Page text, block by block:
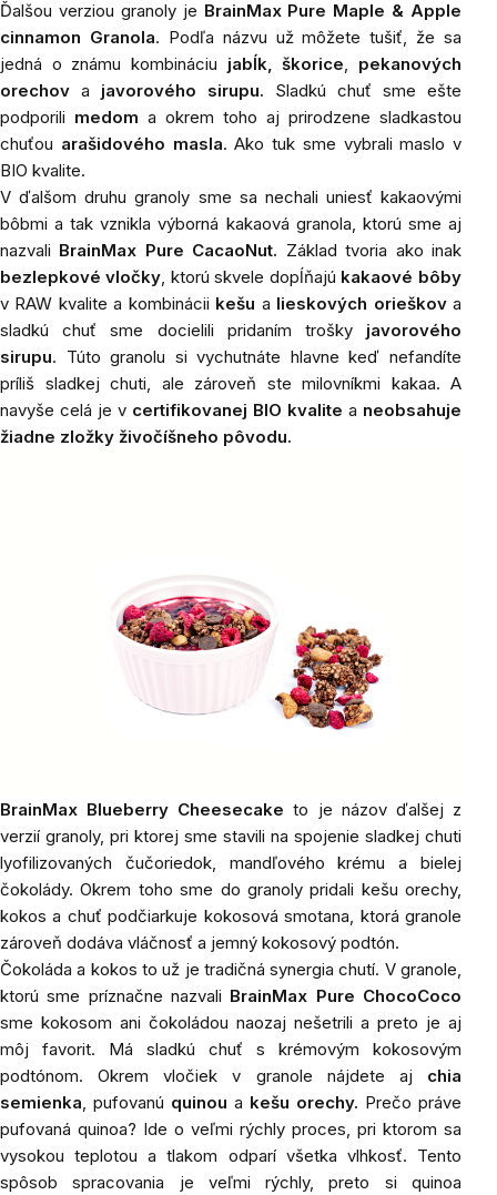
Ďalšou verziou granoly je BrainMax Pure Maple & Apple
cinnamon Granola. Podľa názvu už môžete tušiť, že sa
jedná o známu kombináciu jabĺk, škorice, pekanových
orechov a javorového sirupu. Sladkú chuť sme ešte
podporili medom a okrem toho aj prirodzene sladkastou
chuťou arašidového masla. Ako tuk sme vybrali maslo v
BIO kvalite.
V ďalšom druhu granoly sme sa nechali uniesť kakaovými
bôbmi a tak vznikla výborná kakaová granola, ktorú sme aj
nazvali BrainMax Pure CacaoNut. Základ tvoria ako inak
bezlepkové vločky, ktorú skvele dopĺňajú kakaové bôby
v RAW kvalite a kombinácii kešu a lieskových orieškova
sladkú chuť sme docielili pridaním trošky javorového
sirupu. Túto granolu si vychutnáte hlavne keď nefandíte
príliš sladkej chuti, ale zároveň ste milovníkmi kakaa. A
navyše celá je v certifikovanej BIO kvalite a neobsahuje
žiadne zložky živočíšneho pôvodu.
BrainMax Blueberry Cheesecaketo je názov ďalšej z
verzií granoly, pri ktorej sme stavili na spojenie sladkej chuti
lyofilizovaných čučoriedok, mandľového krému a bielej
čokolády. Okrem toho sme do granoly pridali kešu orechy,
kokos a chuť podčiarkuje kokosová smotana, ktorá granole
zároveň dodáva vláčnosť a jemný kokosový podtón.
Čokoláda a kokos to už je tradičná synergia chutí. V granole,
ktorú sme príznačne nazvali BrainMax Pure ChocoCoco
sme kokosom ani čokoládou naozaj nešetrili a preto je aj
môj favorit. Má sladkú chuť s krémovým kokosovým
podtónom. Okrem vločiek v granole nájdete aj chia
semienka, pufovanú quinou a kešu orechy. Prečo práve
pufovaná quinoa? Ide o veľmi rýchly proces, pri ktorom sa
vysokou teplotou a tlakom odparí všetka vlhkosť. Tento
spôsob spracovania je veľmi rýchly, preto si quinoa